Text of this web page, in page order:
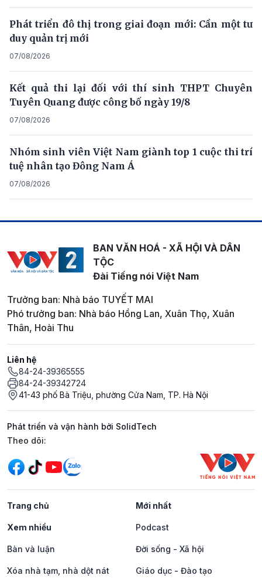
Phát triển đô thị trong giai đoạn mới: Cần một tư
duy quản trị mới
07/08/2026
Kết quả thi lại đối với thí sinh THPT Chuyên
Tuyên Quang được công bố ngày 19/8
07/08/2026
Nhóm sinh viên Việt Nam giành top 1 cuộc thi trí
tuệ nhân tạo Đông Nam Á
07/08/2026
BAN VĂN HOÁ - XÃ HỘI VÀ DÂN
TỘC
Đài Tiếng nói Việt Nam
Trưởng ban: Nhà báo TUYẾT MAI
Phó trưởng ban: Nhà báo Hồng Lan, Xuân Thọ, Xuân
Thân, Hoài Thu
Liên hệ
84-24-39365555
84-24-39342724
41-43 phố Bà Triệu, phường Cửa Nam, TP. Hà Nội
Phát triển và vận hành bởi SolidTech
Mạng xã hội
Theo dõi:
Trang chủ Mới nhất
Xem nhiều Podcast
Bàn và luận Đời sống - Xã hội
Xóa nhà tạm, nhà dột nát Giáo dục - Đào tạo